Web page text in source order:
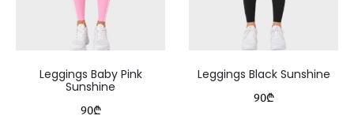
Leggings Baby Pink
Sunshine
90₾
Leggings Black Sunshine
90₾